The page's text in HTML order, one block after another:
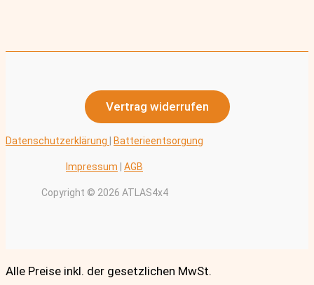
Vertrag widerrufen
Datenschutzerklärung Batterieentsorgung
Impressum AGB
Copyright © 2026 ATLAS4x4
Alle Preise inkl. der gesetzlichen MwSt.